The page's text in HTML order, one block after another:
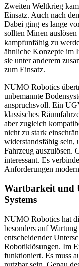
Zweiten Weltkrieg
Einsatz. Auch nach
Dabei ging es lange
sollten Minen
kampfunfähig zu
ähnliche Konzepte im
sie unter anderem
zum Einsatz.
NUMO Robotics
unbemannte
anspruchsvoll. Ein
klassisches
aber zugleich
nicht zu stark
widerstandsfähig sein,
Fahrzeug auszulösen.
interessant. Es
Anforderungen
Wartbarkeit und
Systems
NUMO Robotics hat
besonders auf
entscheidender
Robotiklösungen. Im
funktioniert. Es muss